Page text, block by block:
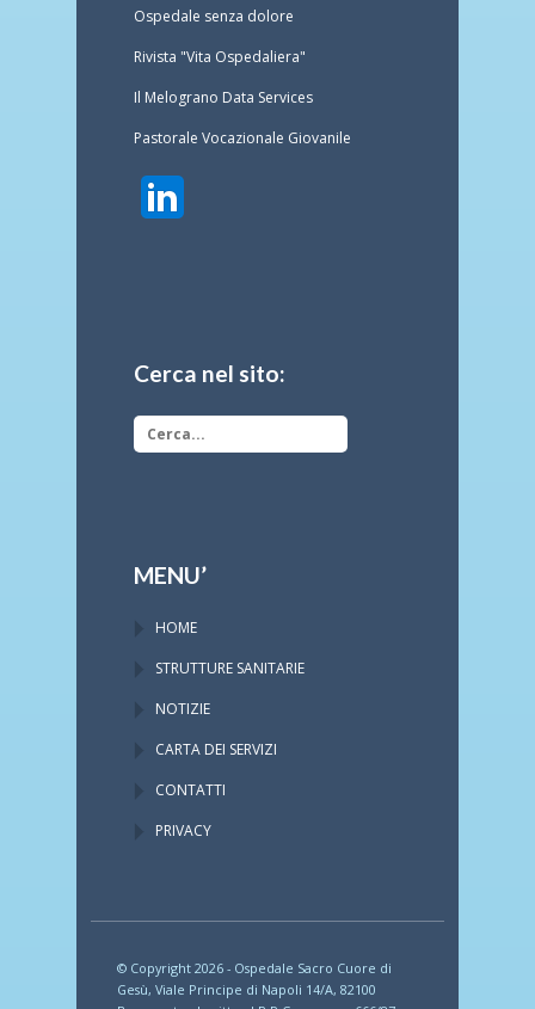
Ospedale senza dolore
Rivista "Vita Ospedaliera"
Il Melograno Data Services
Pastorale Vocazionale Giovanile
Cerca nel sito:
MENU’
HOME
STRUTTURE SANITARIE
NOTIZIE
CARTA DEI SERVIZI
CONTATTI
PRIVACY
© Copyright 2026 - Ospedale Sacro Cuore di
Gesù, Viale Principe di Napoli 14/A, 82100